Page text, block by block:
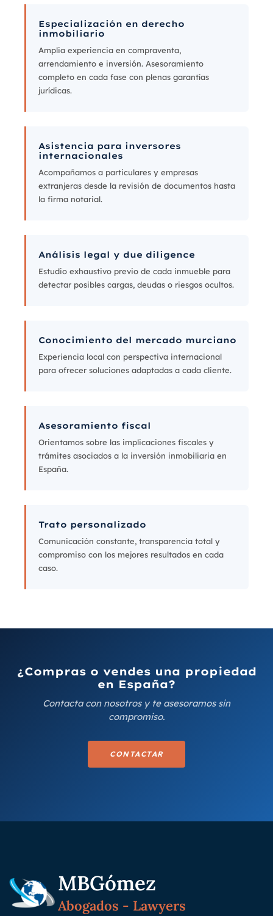
Especialización en derecho
inmobiliario
Amplia experiencia en compraventa,
arrendamiento e inversión. Asesoramiento
completo en cada fase con plenas garantías
jurídicas.
Asistencia para inversores
internacionales
Acompañamos a particulares y empresas
extranjeras desde la revisión de documentos hasta
la firma notarial.
Análisis legal y due diligence
Estudio exhaustivo previo de cada inmueble para
detectar posibles cargas, deudas o riesgos ocultos.
Conocimiento del mercado murciano
Experiencia local con perspectiva internacional
para ofrecer soluciones adaptadas a cada cliente.
Asesoramiento fiscal
Orientamos sobre las implicaciones fiscales y
trámites asociados a la inversión inmobiliaria en
España.
Trato personalizado
Comunicación constante, transparencia total y
compromiso con los mejores resultados en cada
caso.
¿Compras o vendes una propiedad
en España?
Contacta con nosotros y te asesoramos sin
compromiso.
CONTACTAR
MBGómez
Abogados - Lawyers